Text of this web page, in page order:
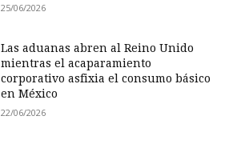
25/06/2026
Las aduanas abren al Reino Unido
mientras el acaparamiento
corporativo asfixia el consumo básico
en México
22/06/2026